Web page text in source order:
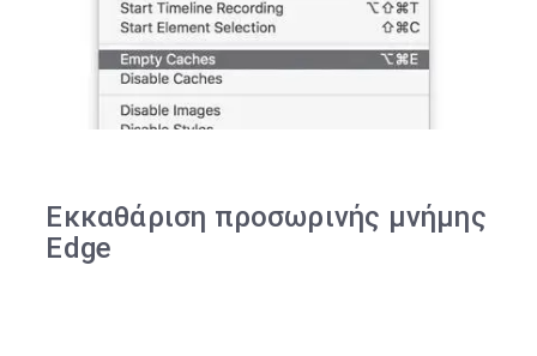
Εκκαθάριση προσωρινής μνήμης
Edge